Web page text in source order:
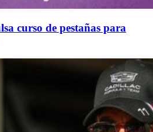
curso de pestañas para